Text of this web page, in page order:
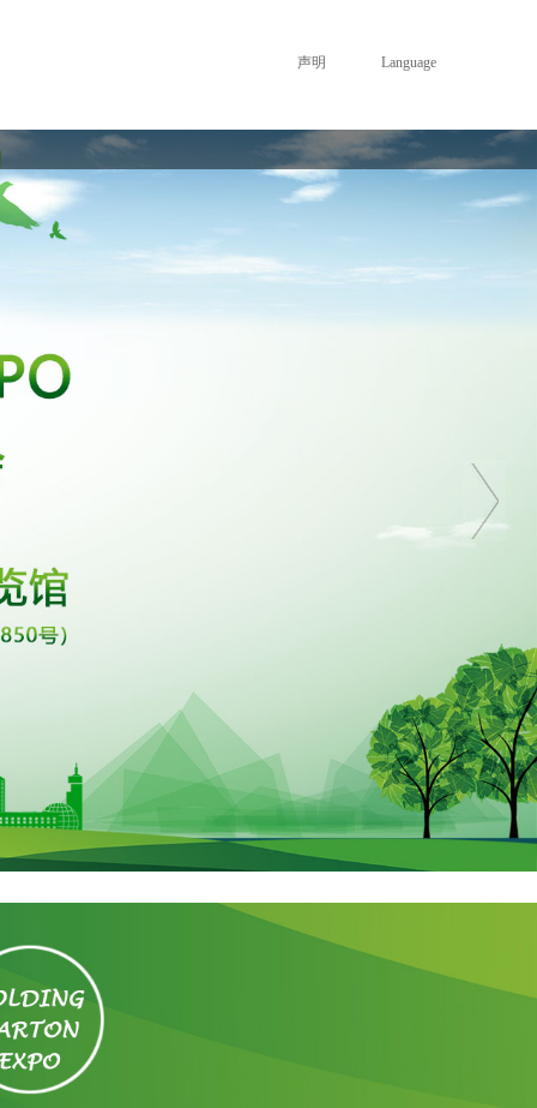
声明 Language